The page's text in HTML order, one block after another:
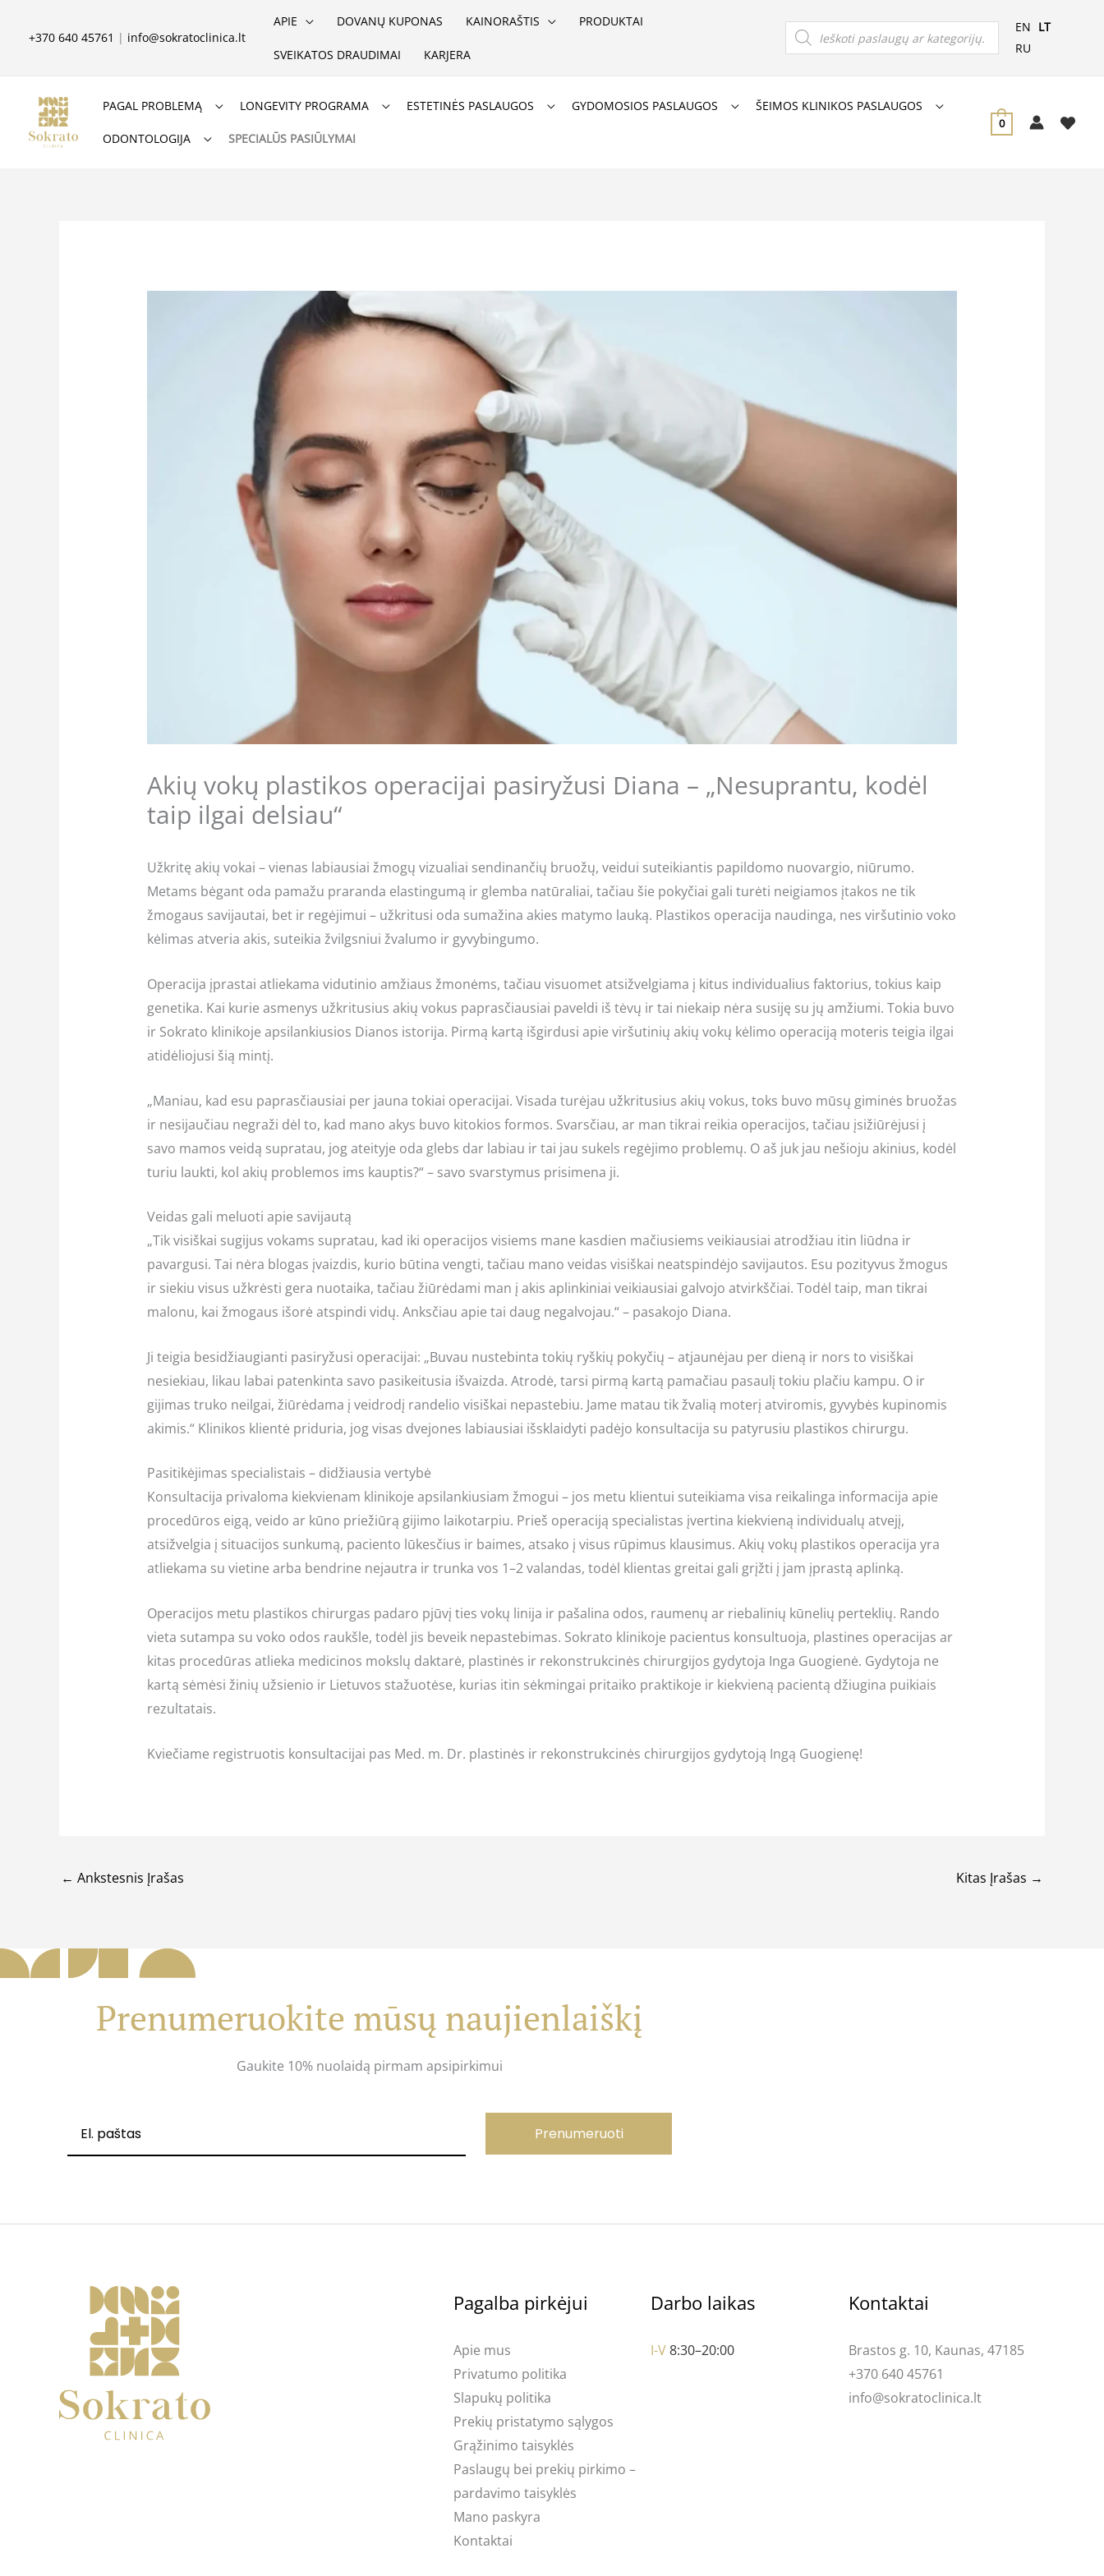
+370 640 45761 | info@sokratoclinica.lt
APIE DOVANŲ KUPONAS KAINORAŠTIS PRODUKTAI
SVEIKATOS DRAUDIMAI KARJERA
Products
search
EN LT
RU
PAGAL PROBLEMĄ LONGEVITY PROGRAMA ESTETINĖS PASLAUGOS GYDOMOSIOS PASLAUGOS ŠEIMOS KLINIKOS PASLAUGOS
ODONTOLOGIJA SPECIALŪS PASIŪLYMAI
0
Akių vokų plastikos operacijai pasiryžusi Diana – „Nesuprantu, kodėl
taip ilgai delsiau“
Užkritę akių vokai – vienas labiausiai žmogų vizualiai sendinančių bruožų, veidui suteikiantis papildomo nuovargio, niūrumo.
Metams bėgant oda pamažu praranda elastingumą ir glemba natūraliai, tačiau šie pokyčiai gali turėti neigiamos įtakos ne tik
žmogaus savijautai, bet ir regėjimui – užkritusi oda sumažina akies matymo lauką. Plastikos operacija naudinga, nes viršutinio voko
kėlimas atveria akis, suteikia žvilgsniui žvalumo ir gyvybingumo.
Operacija įprastai atliekama vidutinio amžiaus žmonėms, tačiau visuomet atsižvelgiama į kitus individualius faktorius, tokius kaip
genetika. Kai kurie asmenys užkritusius akių vokus paprasčiausiai paveldi iš tėvų ir tai niekaip nėra susiję su jų amžiumi. Tokia buvo
ir Sokrato klinikoje apsilankiusios Dianos istorija. Pirmą kartą išgirdusi apie viršutinių akių vokų kėlimo operaciją moteris teigia ilgai
atidėliojusi šią mintį.
„Maniau, kad esu paprasčiausiai per jauna tokiai operacijai. Visada turėjau užkritusius akių vokus, toks buvo mūsų giminės bruožas
ir nesijaučiau negraži dėl to, kad mano akys buvo kitokios formos. Svarsčiau, ar man tikrai reikia operacijos, tačiau įsižiūrėjusi į
savo mamos veidą supratau, jog ateityje oda glebs dar labiau ir tai jau sukels regėjimo problemų. O aš juk jau nešioju akinius, kodėl
turiu laukti, kol akių problemos ims kauptis?“ – savo svarstymus prisimena ji.
Veidas gali meluoti apie savijautą
„Tik visiškai sugijus vokams supratau, kad iki operacijos visiems mane kasdien mačiusiems veikiausiai atrodžiau itin liūdna ir
pavargusi. Tai nėra blogas įvaizdis, kurio būtina vengti, tačiau mano veidas visiškai neatspindėjo savijautos. Esu pozityvus žmogus
ir siekiu visus užkrėsti gera nuotaika, tačiau žiūrėdami man į akis aplinkiniai veikiausiai galvojo atvirkščiai. Todėl taip, man tikrai
malonu, kai žmogaus išorė atspindi vidų. Anksčiau apie tai daug negalvojau.“ – pasakojo Diana.
Ji teigia besidžiaugianti pasiryžusi operacijai: „Buvau nustebinta tokių ryškių pokyčių – atjaunėjau per dieną ir nors to visiškai
nesiekiau, likau labai patenkinta savo pasikeitusia išvaizda. Atrodė, tarsi pirmą kartą pamačiau pasaulį tokiu plačiu kampu. O ir
gijimas truko neilgai, žiūrėdama į veidrodį randelio visiškai nepastebiu. Jame matau tik žvalią moterį atviromis, gyvybės kupinomis
akimis.“ Klinikos klientė priduria, jog visas dvejones labiausiai išsklaidyti padėjo konsultacija su patyrusiu plastikos chirurgu.
Pasitikėjimas specialistais – didžiausia vertybė
Konsultacija privaloma kiekvienam klinikoje apsilankiusiam žmogui – jos metu klientui suteikiama visa reikalinga informacija apie
procedūros eigą, veido ar kūno priežiūrą gijimo laikotarpiu. Prieš operaciją specialistas įvertina kiekvieną individualų atvejį,
atsižvelgia į situacijos sunkumą, paciento lūkesčius ir baimes, atsako į visus rūpimus klausimus. Akių vokų plastikos operacija yra
atliekama su vietine arba bendrine nejautra ir trunka vos 1–2 valandas, todėl klientas greitai gali grįžti į jam įprastą aplinką.
Operacijos metu plastikos chirurgas padaro pjūvį ties vokų linija ir pašalina odos, raumenų ar riebalinių kūnelių perteklių. Rando
vieta sutampa su voko odos raukšle, todėl jis beveik nepastebimas. Sokrato klinikoje pacientus konsultuoja, plastines operacijas ar
kitas procedūras atlieka medicinos mokslų daktarė, plastinės ir rekonstrukcinės chirurgijos gydytoja Inga Guogienė. Gydytoja ne
kartą sėmėsi žinių užsienio ir Lietuvos stažuotėse, kurias itin sėkmingai pritaiko praktikoje ir kiekvieną pacientą džiugina puikiais
rezultatais.
Kviečiame registruotis konsultacijai pas Med. m. Dr. plastinės ir rekonstrukcinės chirurgijos gydytoją Ingą Guogienę!
← Ankstesnis Įrašas Kitas Įrašas →
Prenumeruokite mūsų naujienlaiškį
Gaukite 10% nuolaidą pirmam apsipirkimui
Prenumeruoti
Pagalba pirkėjui
Apie mus
Privatumo politika
Slapukų politika
Prekių pristatymo sąlygos
Grąžinimo taisyklės
Paslaugų bei prekių pirkimo –
pardavimo taisyklės
Mano paskyra
Kontaktai
Darbo laikas
I-V8:30–20:00
Kontaktai
Brastos g. 10, Kaunas, 47185
+370 640 45761
info@sokratoclinica.lt